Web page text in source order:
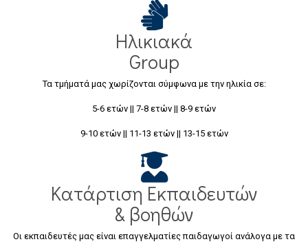
Ηλικιακά
Group
Τα τμήματά μας χωρίζονται σύμφωνα με την ηλικία σε:
5-6 ετών || 7-8 ετών || 8-9 ετών
9-10 ετών || 11-13 ετών || 13-15 ετών
Κατάρτιση Εκπαιδευτών
& βοηθών
Οι εκπαιδευτές μας είναι επαγγελματίες παιδαγωγοί ανάλογα με τα